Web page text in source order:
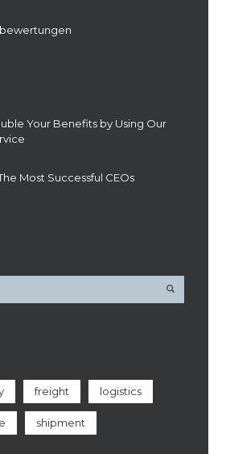
Your Benefits by Using Our
Most Successful CEOs
freight logistics
shipment